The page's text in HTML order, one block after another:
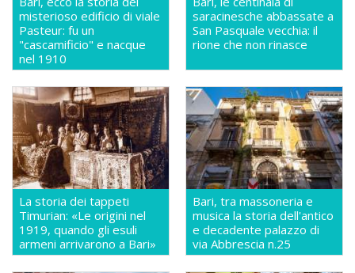
misterioso edificio di viale
Pasteur: fu un
"cascamificio" e nacque
nel 1910
saracinesche abbassate a
San Pasquale vecchia: il
rione che non rinasce
La storia dei tappeti
Timurian: «Le origini nel
1919, quando gli esuli
armeni arrivarono a Bari»
Bari, tra massoneria e
musica la storia dell'antico
e decadente palazzo di
via Abbrescia n.25